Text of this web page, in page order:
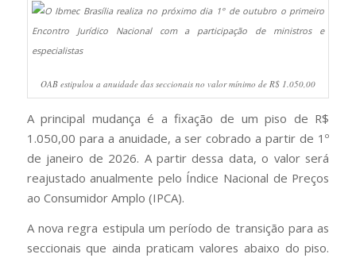
OAB estipulou a anuidade das seccionais no valor mínimo de R$ 1.050,00
A principal mudança é a fixação de um piso de R$
1.050,00 para a anuidade, a ser cobrado a partir de 1º
de janeiro de 2026. A partir dessa data, o valor será
reajustado anualmente pelo Índice Nacional de Preços
ao Consumidor Amplo (IPCA).
A nova regra estipula um período de transição para as
seccionais que ainda praticam valores abaixo do piso.